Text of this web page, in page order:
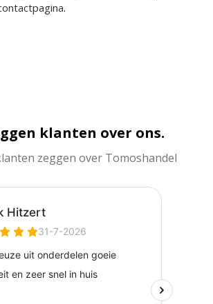
.
klanten over ons.
zeggen over Tomoshandel